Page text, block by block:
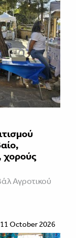
Αγροτικού
October 2026